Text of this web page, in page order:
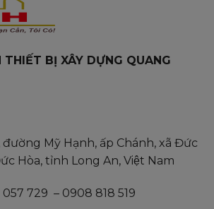
THIẾT BỊ XÂY DỰNG QUANG
đường Mỹ Hạnh, ấp Chánh, xã Đức
Hòa, tỉnh Long An, Việt Nam
729 – 0908 818 519